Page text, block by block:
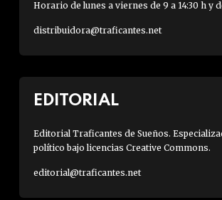
Horario de lunes a viernes de 9 a 14:30 h y
distribuidora@traficantes.net
EDITORIAL
Editorial Traficantes de Sueños.
político bajo licencias Creative Commons.
editorial@traficantes.net